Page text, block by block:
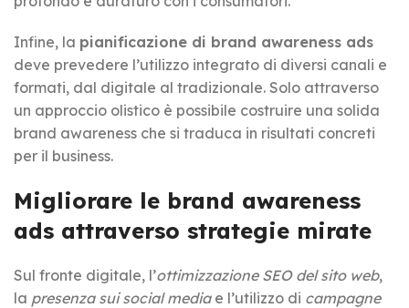
Infine, la pianificazione di brand awareness ads
deve prevedere l’utilizzo integrato di diversi canali e
formati, dal digitale al tradizionale. Solo attraverso
un approccio olistico è possibile costruire una solida
brand awareness che si traduca in risultati concreti
per il business.
Migliorare le brand awareness
ads attraverso strategie mirate
Sul fronte digitale, l’ottimizzazione SEO del sito web,
la presenza sui social mediae l’utilizzo di campagne